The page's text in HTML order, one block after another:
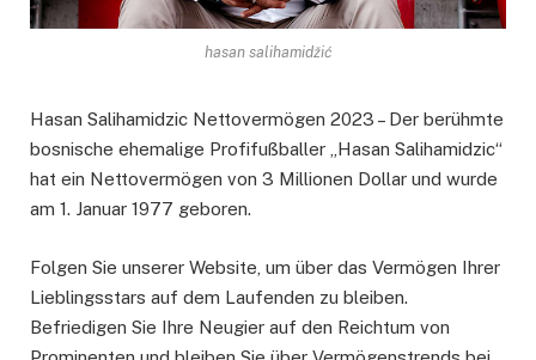
hasan salihamidžić
Hasan Salihamidzic Nettovermögen 2023 – Der berühmte
bosnische ehemalige Profifußballer „Hasan Salihamidzic“
hat ein Nettovermögen von 3 Millionen Dollar und wurde
am 1. Januar 1977 geboren.
Folgen Sie unserer Website, um über das Vermögen Ihrer
Lieblingsstars auf dem Laufenden zu bleiben.
Befriedigen Sie Ihre Neugier auf den Reichtum von